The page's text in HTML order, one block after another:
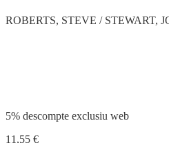
ROBERTS, STEVE / STEWART,
5% descompte exclusiu web
11,55 €